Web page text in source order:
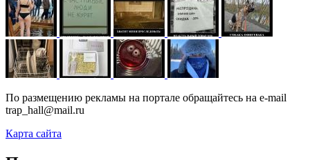
По размещению рекламы на портале обращайтесь на e-mail
trap_hall@mail.ru
Карта сайта